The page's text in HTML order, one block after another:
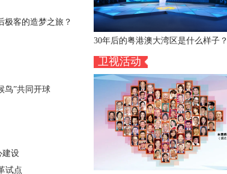
极客的造梦之旅？
鸟”共同开球
建设
试点
30年后的粤港澳大湾区是什么样子？
卫视活动